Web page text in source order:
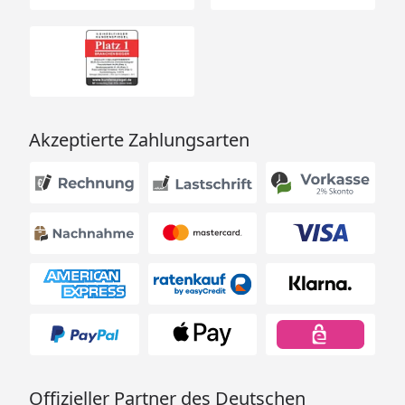
Reifenwärmer einfach montieren, ohne weitere
Hilfe möglich
Abgewinkelter Hebelarm, bietet dir zusätzlichen
Schutz
Akzeptierte Zahlungsarten
Offizieller Partner des Deutschen